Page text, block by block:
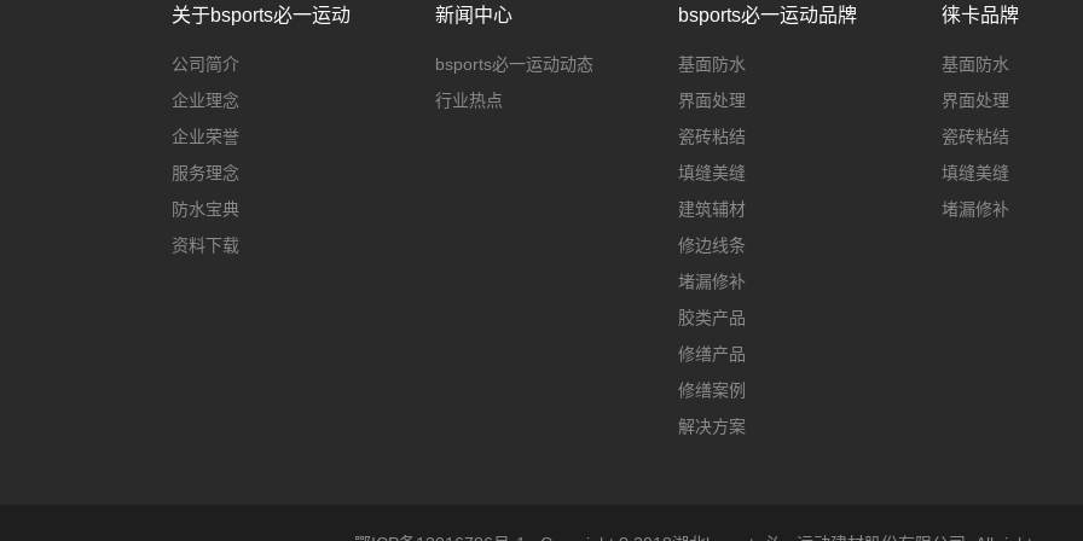
关于bsports必一运动
公司简介
企业理念
企业荣誉
服务理念
防水宝典
资料下载
新闻中心
bsports必一运动动态
行业热点
bsports必一运动品牌
基面防水
界面处理
瓷砖粘结
填缝美缝
建筑辅材
修边线条
堵漏修补
胶类产品
修缮产品
修缮案例
解决方案
徕卡品牌
基面防水
界面处理
瓷砖粘结
填缝美缝
堵漏修补